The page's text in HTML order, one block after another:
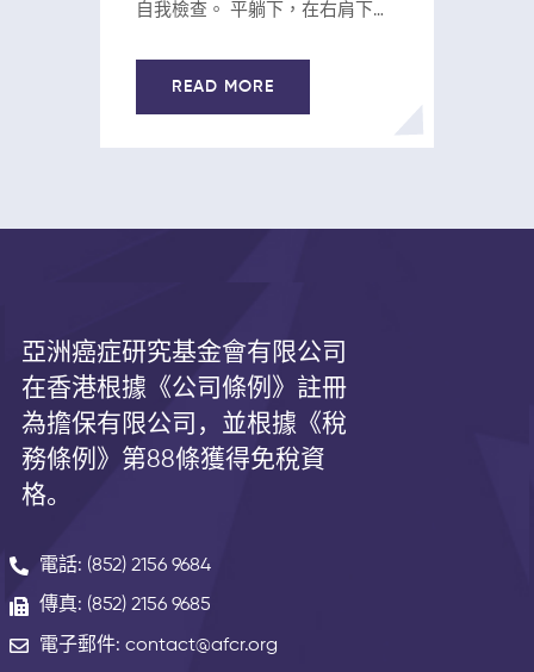
自我檢查。 平躺下，在右肩下放
頭部後面。用左手檢查右側乳
房。 五指並攏用手指掌面呈環形
按壓整個乳房。採用輕，中，用
有效治療的關鍵。 了解您的乳
房……保護您的健康。 下載乳房自
檢指南以進行常規自檢。
READ MORE
亞洲癌症研究基金會有限公司
在香港根據《公司條例》註冊
為擔保有限公司，並根據《稅
務條例》第88條獲得免稅資
格。
電話: (852) 2156 9684
傳真: (852) 2156 9685
電子郵件: contact@afcr.org